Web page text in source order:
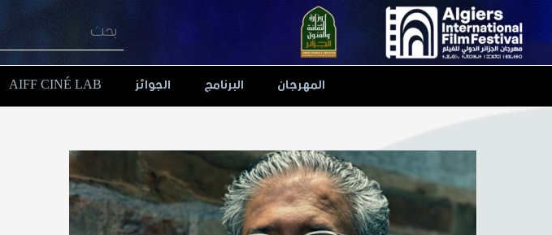
content
المهرجان البرنامج الجوائز AIFF CINÉ LAB